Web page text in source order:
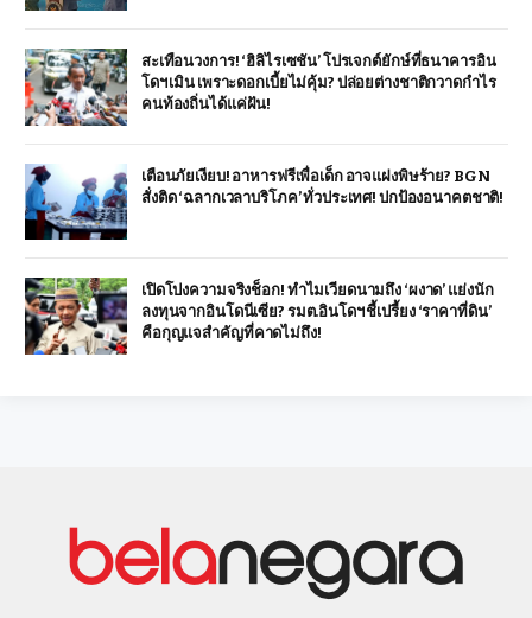
สะเทือนวงการ! ‘ฮิลิไรเซชัน’ โปรเจกต์ยักษ์ที่ธนาคารอิน
โดฯ เมิน เพราะดอกเบี้ยไม่คุ้ม? ปล่อยต่างชาติกวาดกำไร
คนท้องถิ่นได้แค่ฝัน!
เตือนภัยเงียบ! อาหารฟรีเพื่อเด็ก อาจแฝงพิษร้าย? BGN
สั่งติด ‘ฉลากเวลาบริโภค’ ทั่วประเทศ! ปกป้องอนาคตชาติ!
เปิดโปงความจริงช็อก! ทำไมเวียดนามถึง ‘ผงาด’ แย่งนัก
ลงทุนจากอินโดนีเซีย? รมต.อินโดฯ ชี้เปรี้ยง ‘ราคาที่ดิน’
คือกุญแจสำคัญที่คาดไม่ถึง!